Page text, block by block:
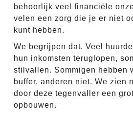
behoorlijk veel financiële
velen een zorg die je er niet
kunt hebben.
We begrijpen dat. Veel
hun inkomsten teruglopen,
stilvallen. Sommigen hebben
buffer, anderen niet. We zien
door deze tegenvaller een
opbouwen.